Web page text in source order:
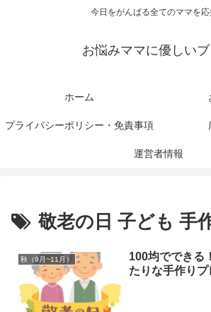
今日をがんばる全てのママを応
お悩みママに優しい
ホーム
プライバシーポリシー・免責事項
運営者情報
敬老の日 子ども 手
秋（9月~11月）
100均でできる
たりな手作りプ